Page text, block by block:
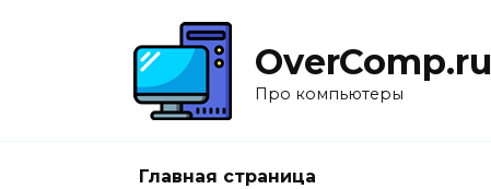
OverComp.ru
Про компьютеры
Главная страница